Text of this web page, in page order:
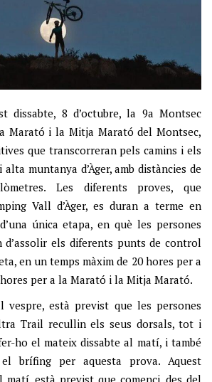
dissabte, 8 d’octubre, la 9a Montsec
Marató i la Mitja Marató del Montsec,
que transcorreran pels camins i els
muntanya d’Àger, amb distàncies de
Les diferents proves, que
Vall d’Àger, es duran a terme en
única etapa, en què les persones
d’assolir els diferents punts de control
en un temps màxim de 20 hores per a
per a la Marató i la Mitja Marató.
vespre, està previst que les persones
Trail recullin els seus dorsals, tot i
ho el mateix dissabte al matí, i també
brífing per aquesta prova. Aquest
matí, està previst que comenci, des del